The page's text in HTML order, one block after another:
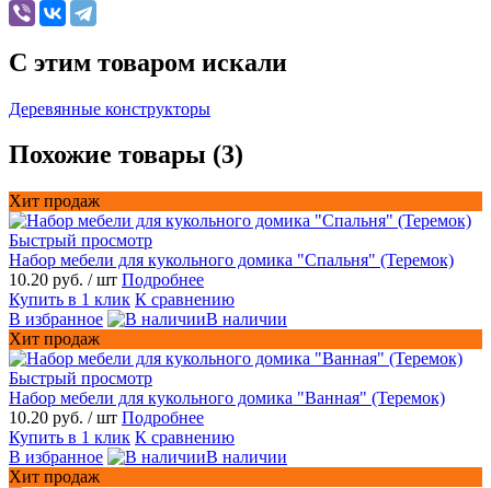
C этим товаром искали
Деревянные конструкторы
Похожие товары (3)
Хит продаж
Быстрый просмотр
Набор мебели для кукольного домика "Спальня" (Теремок)
10.20 руб. / шт Подробнее
Купить в 1 клик К сравнению
В избранное
В наличии
Хит продаж
Быстрый просмотр
Набор мебели для кукольного домика "Ванная" (Теремок)
10.20 руб. / шт Подробнее
Купить в 1 клик К сравнению
В избранное
В наличии
Хит продаж